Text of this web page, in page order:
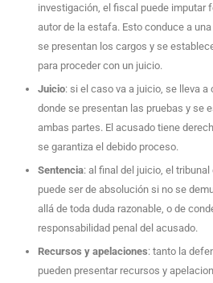
investigación, el fiscal puede imputar
autor de la estafa. Esto conduce a
se presentan los cargos y se
para proceder con un juicio.
Juicio: si el caso va a juicio, se lleva a
donde se presentan las pruebas y se
ambas partes. El acusado tiene
se garantiza el debido proceso.
Sentencia: al final del juicio, el
puede ser de absolución si no se
allá de toda duda razonable, o de
responsabilidad penal del acusado.
Recursos y apelaciones: tanto la
pueden presentar recursos y